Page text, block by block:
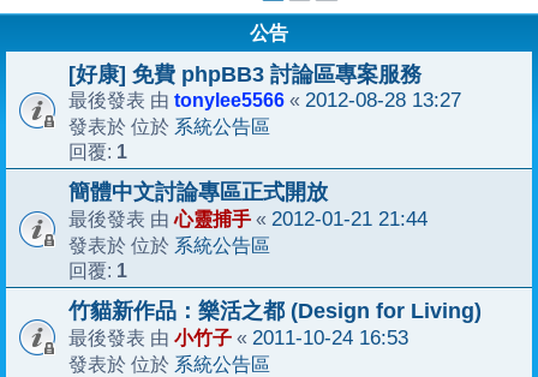
公告
[好康] 免費 phpBB3 討論區專案服務
最後發表 由 tonylee5566 « 2012-08-28 13:27
發表於 位於 系統公告區
回覆: 1
簡體中文討論專區正式開放
最後發表 由心靈捕手 « 2012-01-21 21:44
發表於 位於 系統公告區
回覆: 1
竹貓新作品：樂活之都 (Design for Living)
最後發表 由 小竹子 « 2011-10-24 16:53
發表於 位於 系統公告區